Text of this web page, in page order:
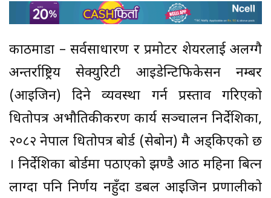
काठमाडौं – सर्वसाधारण र प्रमोटर शेयरलाई अलग्गै
अन्तर्राष्ट्रिय सेक्युरिटी आइडेन्टिफिकेसन नम्बर
(आइजिन) दिने व्यवस्था गर्न प्रस्ताव गरिएको
धितोपत्र अभौतिकीकरण कार्य सञ्चालन निर्देशिका,
२०८२ नेपाल धितोपत्र बोर्ड (सेबोन) मै अड्किएको छ
। निर्देशिका बोर्डमा पठाएको झण्डै आठ महिना बित्न
लाग्दा पनि निर्णय नहुँदा डबल आइजिन प्रणालीको